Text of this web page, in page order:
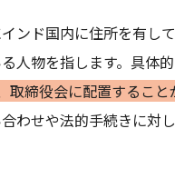
ンド国内に住所を有し
人物を指します。具体的
取締役会に配置すること
わせや法的手続きに対